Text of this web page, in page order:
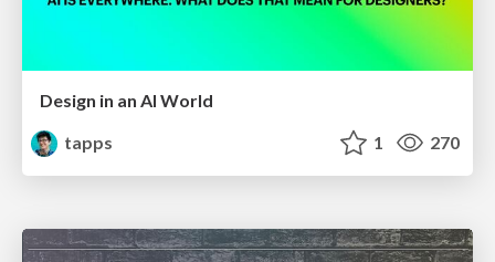
Design in an AI World
tapps
1 270